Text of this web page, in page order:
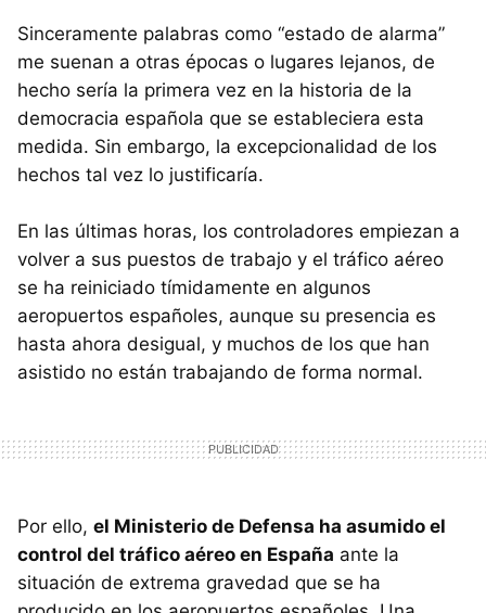
Sinceramente palabras como “estado de alarma”
me suenan a otras épocas o lugares lejanos, de
hecho sería la primera vez en la historia de la
democracia española que se estableciera esta
medida. Sin embargo, la excepcionalidad de los
hechos tal vez lo justificaría.
En las últimas horas, los controladores empiezan a
volver a sus puestos de trabajo y el tráfico aéreo
se ha reiniciado tímidamente en algunos
aeropuertos españoles, aunque su presencia es
hasta ahora desigual, y muchos de los que han
asistido no están trabajando de forma normal.
Por ello, el Ministerio de Defensa ha asumido el
control del tráfico aéreo en España ante la
situación de extrema gravedad que se ha